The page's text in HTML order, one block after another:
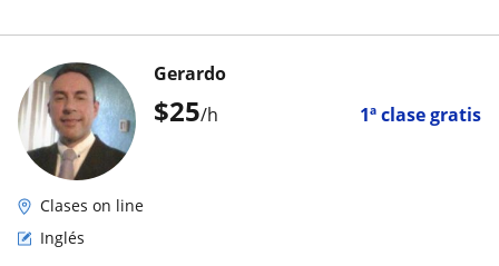
$25/h 1ª clase gratis
Gerardo
Clases on line
Inglés